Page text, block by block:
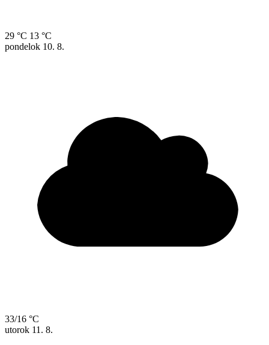
29 °C 13 °C
pondelok 10. 8.
33/16 °C
utorok 11. 8.